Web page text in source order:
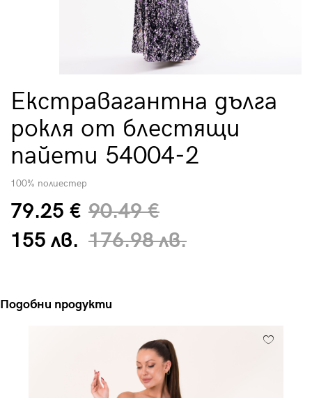
Екстравагантна дълга
рокля от блестящи
пайети 54004-2
100% полиестер
79.25 €
155 лв.
90.49 €
176.98 лв.
Подобни продукти